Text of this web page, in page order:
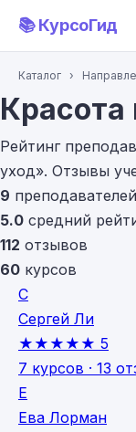
📚 КурсоГид
Каталог ›
Красота
Рейтинг
уход». Отзывы
9 преподавателей
5.0 средний
112 отзывов
60 курсов
С
Сергей Ли
★★★★★ 5
7 курсов · 13
Е
Ева Лорман